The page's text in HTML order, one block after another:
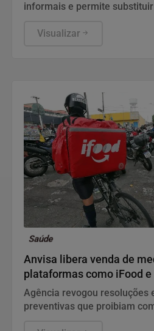
informais e permite
Visualizar
Saúde
Anvisa libera venda de
plataformas como iFood e
Agência revogou resoluções
preventivas que proibiam